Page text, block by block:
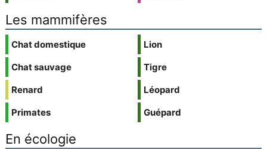
Les mammifères
Chat domestique
Chat sauvage
Renard
Primates
Lion
Tigre
Léopard
Guépard
En écologie